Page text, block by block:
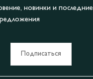
новинки и последние
Подписаться